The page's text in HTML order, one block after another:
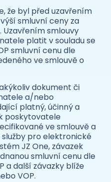
že byl před uzavřením
smluvní ceny za
smlouvy
platit v souladu se
smluvní cenu dle
ve smlouvě o
dokument či
a/nebo
platný, účinný a
poskytovatele
ve smlouvě a
pro elektronické
JZ One, závazek
smluvní cenu dle
a další závazky blíže
VOP.